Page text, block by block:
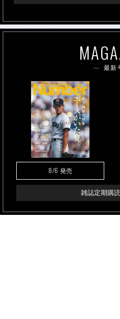
最新
8/6 発売
雑誌定期購